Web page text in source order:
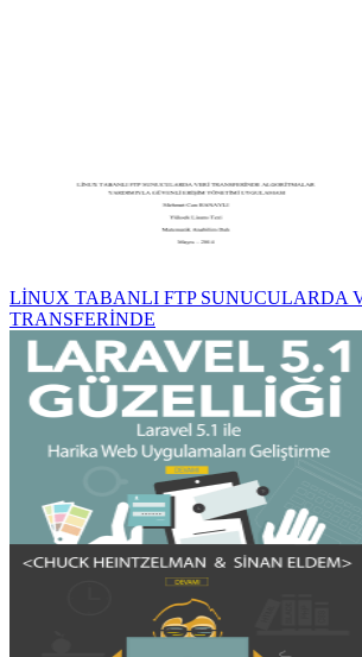
LİNUX TABANLI FTP SUNUCULARDA
TRANSFERİNDE